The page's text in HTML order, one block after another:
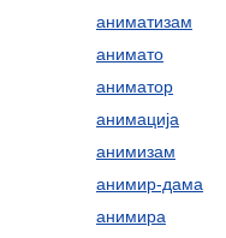
аниматизам
анимато
аниматор
анимација
анимизам
анимир-дама
анимира